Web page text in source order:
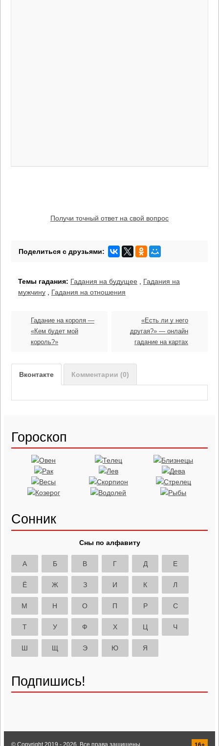
Получи точный ответ на свой вопрос
Темы гадания: Гадания на будущее
Гадания на
мужчину
Гадания на отношения
Гадание на короля —
«Кем будет мой
король?»
«Есть ли у него
другая?» — онлайн
гадание на картах
Вконтакте Комментарии (0)
Гороскоп
Сонник
Сны по алфавиту
А Б В Г Д Е
Ё Ж З И К Л
М Н О П Р С
Т У Ф Х Ц Ч
Ш Щ Э Ю Я
Подпишись!
© Copyright 2019 - 2026. Все права защищены.